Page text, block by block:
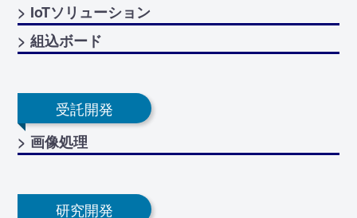
> IoTソリューション
> 組込ボード
受託開発
> 画像処理
研究開発